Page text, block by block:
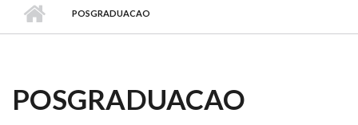
POSGRADUACAO
POSGRADUACAO